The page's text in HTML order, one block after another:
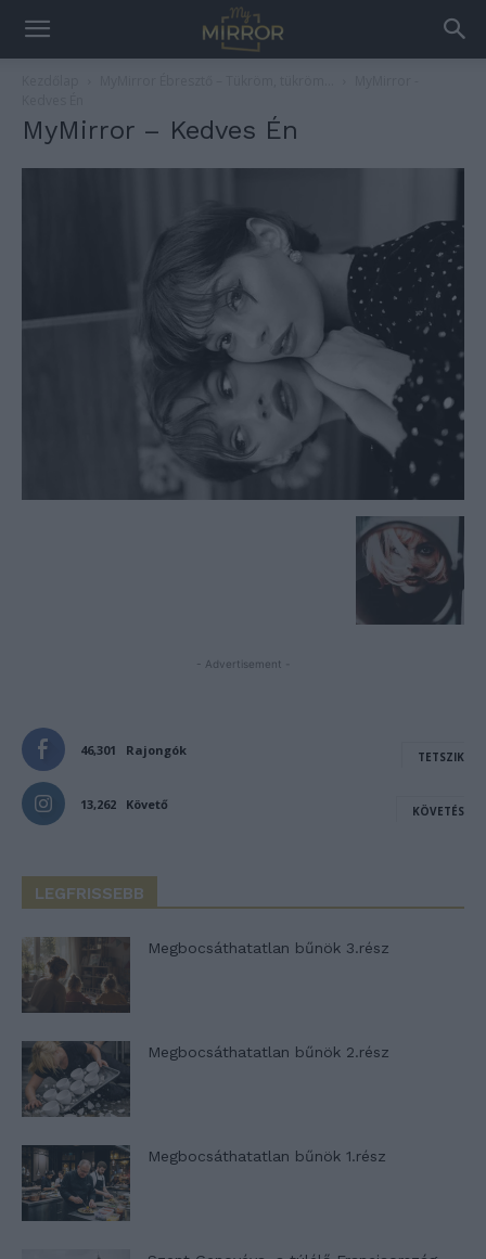
MyMirror – Kedves Én
- Advertisement -
46,301 Rajongók TETSZIK
13,262 Követő KÖVETÉS
LEGFRISSEBB
Megbocsáthatatlan bűnök 3.rész
Megbocsáthatatlan bűnök 2.rész
Megbocsáthatatlan bűnök 1.rész